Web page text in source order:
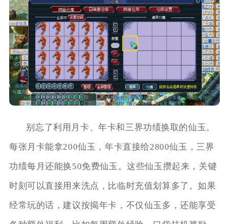
别忘了利用月卡、年卡和三界功绩换取的仙玉。
每张月卡能拿200仙玉，年卡直接给2800仙玉，三界
功绩每月还能换50免费仙玉。这些仙玉攒起来，关键
时刻可以直接用来洗点，比临时充值划算多了。如果
经常玩的话，建议按揭年卡，不仅仙玉多，还能享受